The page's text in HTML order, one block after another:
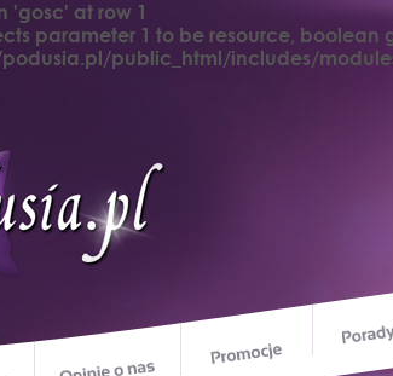
'gosc' at row 1
parameter 1 to be resource, boolean
public_html/includes/
Jak zamawiać
Opinie o nas
Promocje